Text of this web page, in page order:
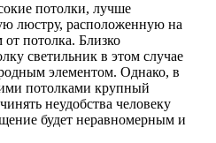
потолки, лучше
люстру, расположенную на
от потолка. Близко
светильник в этом случае
элементом. Однако, в
потолками крупный
неудобства человеку
будет неравномерным и